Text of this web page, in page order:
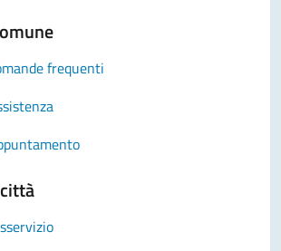
frequenti